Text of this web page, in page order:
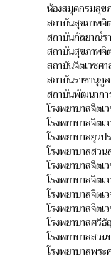
ห้องสมุดกรมสุ
สถาบันสุขภาพจิ
สถาบันกัลยาณ์ร
สถาบันสุขภาพจิ
สถาบันจิตเวชศา
สถาบันราชานุกูล
สถาบันพัฒนากา
โรงพยาบาลจิตเ
โรงพยาบาลจิต
โรงพยาบาลยุว
โรงพยาบาลสว
โรงพยาบาลจิต
โรงพยาบาลจิต
โรงพยาบาลจิต
โรงพยาบาลจิต
โรงพยาบาลศรี
โรงพยาบาลสวน
โรงพยาบาลพร